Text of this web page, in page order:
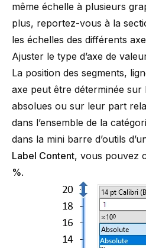
même échelle à plusieurs
plus, reportez-vous à la
les échelles des différents
Ajuster le type d’axe de
La position des segments,
axe peut être déterminée sur
absolues ou sur leur part
dans l’ensemble de la
dans la mini barre d’outils
Label Content, vous pouvez
%.